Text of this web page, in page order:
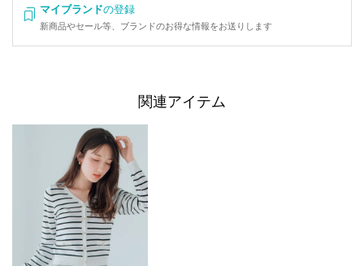
マイブランドの登録
新商品やセール等、ブランドのお得な情報をお送りします
関連アイテム